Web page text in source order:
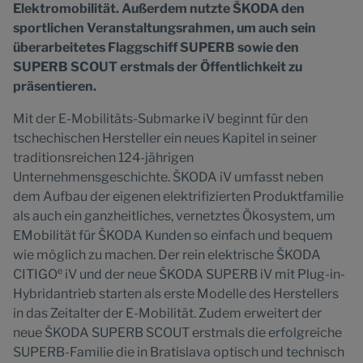
Elektromobilität. Außerdem nutzte ŠKODA den
sportlichen Veranstaltungsrahmen, um auch sein
überarbeitetes Flaggschiff SUPERB sowie den
SUPERB SCOUT erstmals der Öffentlichkeit zu
präsentieren.
Mit der E-Mobilitäts-Submarke iV beginnt für den
tschechischen Hersteller ein neues Kapitel in seiner
traditionsreichen 124-jährigen
Unternehmensgeschichte. ŠKODA iV umfasst neben
dem Aufbau der eigenen elektrifizierten Produktfamilie
als auch ein ganzheitliches, vernetztes Ökosystem, um
EMobilität für ŠKODA Kunden so einfach und bequem
wie möglich zu machen. Der rein elektrische ŠKODA
CITIGOe iV und der neue ŠKODA SUPERB iV mit Plug-in-
Hybridantrieb starten als erste Modelle des Herstellers
in das Zeitalter der E-Mobilität. Zudem erweitert der
neue ŠKODA SUPERB SCOUT erstmals die erfolgreiche
SUPERB-Familie die in Bratislava optisch und technisch